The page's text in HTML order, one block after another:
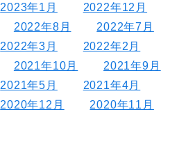
2023年1月
2022年12月
2022年8月
2022年7月
2022年3月
2022年2月
2021年10月
2021年9月
2021年5月
2021年4月
2020年12月
2020年11月